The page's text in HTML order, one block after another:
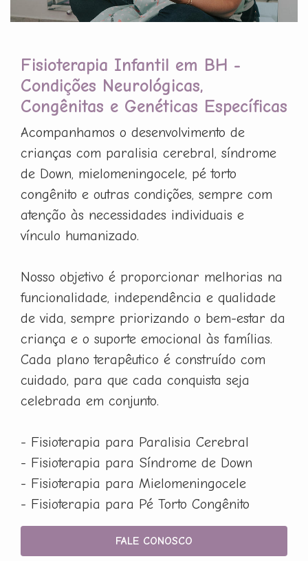
Fisioterapia Infantil em BH -
Condições Neurológicas,
Congênitas e Genéticas Específicas
Acompanhamos o desenvolvimento de
crianças com paralisia cerebral, síndrome
de Down, mielomeningocele, pé torto
congênito e outras condições, sempre com
atenção às necessidades individuais e
vínculo humanizado.
Nosso objetivo é proporcionar melhorias na
funcionalidade, independência e qualidade
de vida, sempre priorizando o bem-estar da
criança e o suporte emocional às famílias.
Cada plano terapêutico é construído com
cuidado, para que cada conquista seja
celebrada em conjunto.
- Fisioterapia para Paralisia Cerebral
- Fisioterapia para Síndrome de Down
- Fisioterapia para Mielomeningocele
- Fisioterapia para Pé Torto Congênito
FALE CONOSCO